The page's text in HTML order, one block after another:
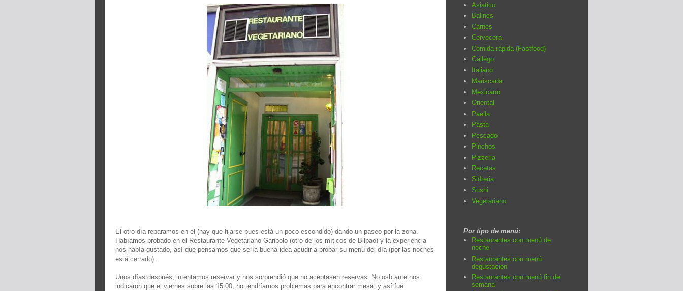
El otro día reparamos en él (hay que fijarse pues está un poco escondido) dando un paseo por la zona.
Habíamos probado en el Restaurante Vegetariano Garibolo (otro de los míticos de Bilbao) y la experiencia
nos había gustado, así que pensamos que sería buena idea acudir a probar su menú del día (por las noches
está cerrado).
Unos días después, intentamos reservar y nos sorprendió que no aceptasen reservas. No osbtante nos
indicaron que el viernes sobre las 15:00, no tendríamos problemas para encontrar mesa, y así fué.
Asiatico
Balines
Carnes
Cervecera
Comida rápida (Fastfood)
Gallego
Italiano
Mariscada
Mexicano
Oriental
Paella
Pasta
Pescado
Pinchos
Pizzeria
Recetas
Sidreria
Sushi
Vegetariano
Por tipo de menú:
Restaurantes con menú de
noche
Restaurantes con menú
degustacion
Restaurantes con menú fin de
semana